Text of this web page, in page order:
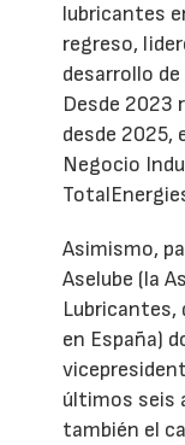
lubricantes
regreso,
desarrollo
Desde 2023
desde 2025,
Negocio
Asimismo,
Aselube (la
Lubricantes,
en España)
últimos seis
también el